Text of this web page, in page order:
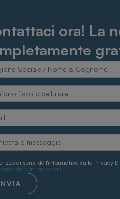
ora! La
ai sensi dell'informativa sulla Privacy
dei dati personali